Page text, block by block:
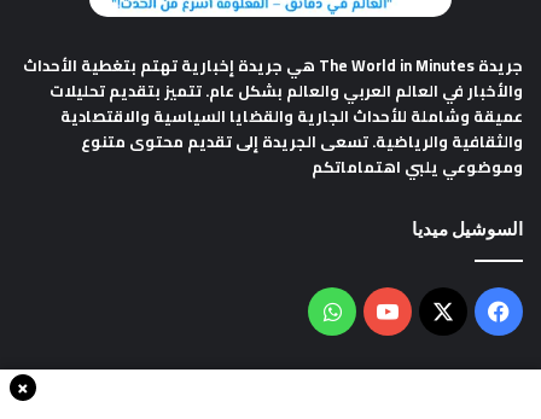
جريدة The World in Minutes
هي جريدة إخبارية تهتم بتغطية الأحداث
والأخبار في العالم العربي والعالم بشكل عام. تتميز بتقديم تحليلات
عميقة وشاملة للأحداث الجارية والقضايا السياسية والاقتصادية
والثقافية والرياضية. تسعى الجريدة إلى تقديم محتوى متنوع
وموضوعي يلبي اهتماماتكم
السوشيل ميديا
فيسبوك
‫X
‫YouTubeواتساب
×